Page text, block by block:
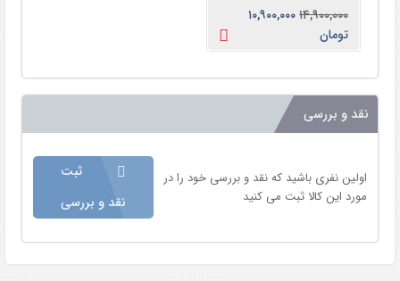
۱۴,۹۰۰,۰۰۰۱۰,۹۰۰,۰۰۰
تومان
نقد و بررسی
اولین نفری باشید که نقد و بررسی خود را در
مورد این کالا ثبت می کنید
ثبت
نقد و بررسی